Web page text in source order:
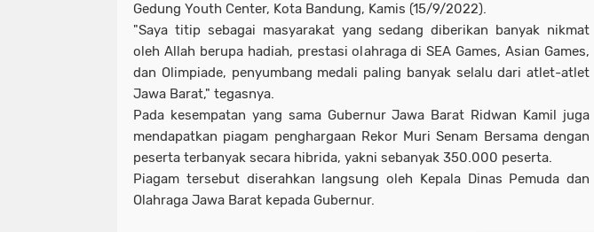
Gedung Youth Center, Kota Bandung, Kamis (15/9/2022).
"Saya titip sebagai masyarakat yang sedang diberikan banyak nikmat
oleh Allah berupa hadiah, prestasi olahraga di SEA Games, Asian Games,
dan Olimpiade, penyumbang medali paling banyak selalu dari atlet-atlet
Jawa Barat," tegasnya.
Pada kesempatan yang sama Gubernur Jawa Barat Ridwan Kamil juga
mendapatkan piagam penghargaan Rekor Muri Senam Bersama dengan
peserta terbanyak secara hibrida, yakni sebanyak 350.000 peserta.
Piagam tersebut diserahkan langsung oleh Kepala Dinas Pemuda dan
Olahraga Jawa Barat kepada Gubernur.